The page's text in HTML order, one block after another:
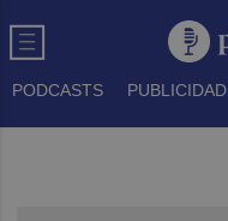
PODCASTS PUBLICIDAD